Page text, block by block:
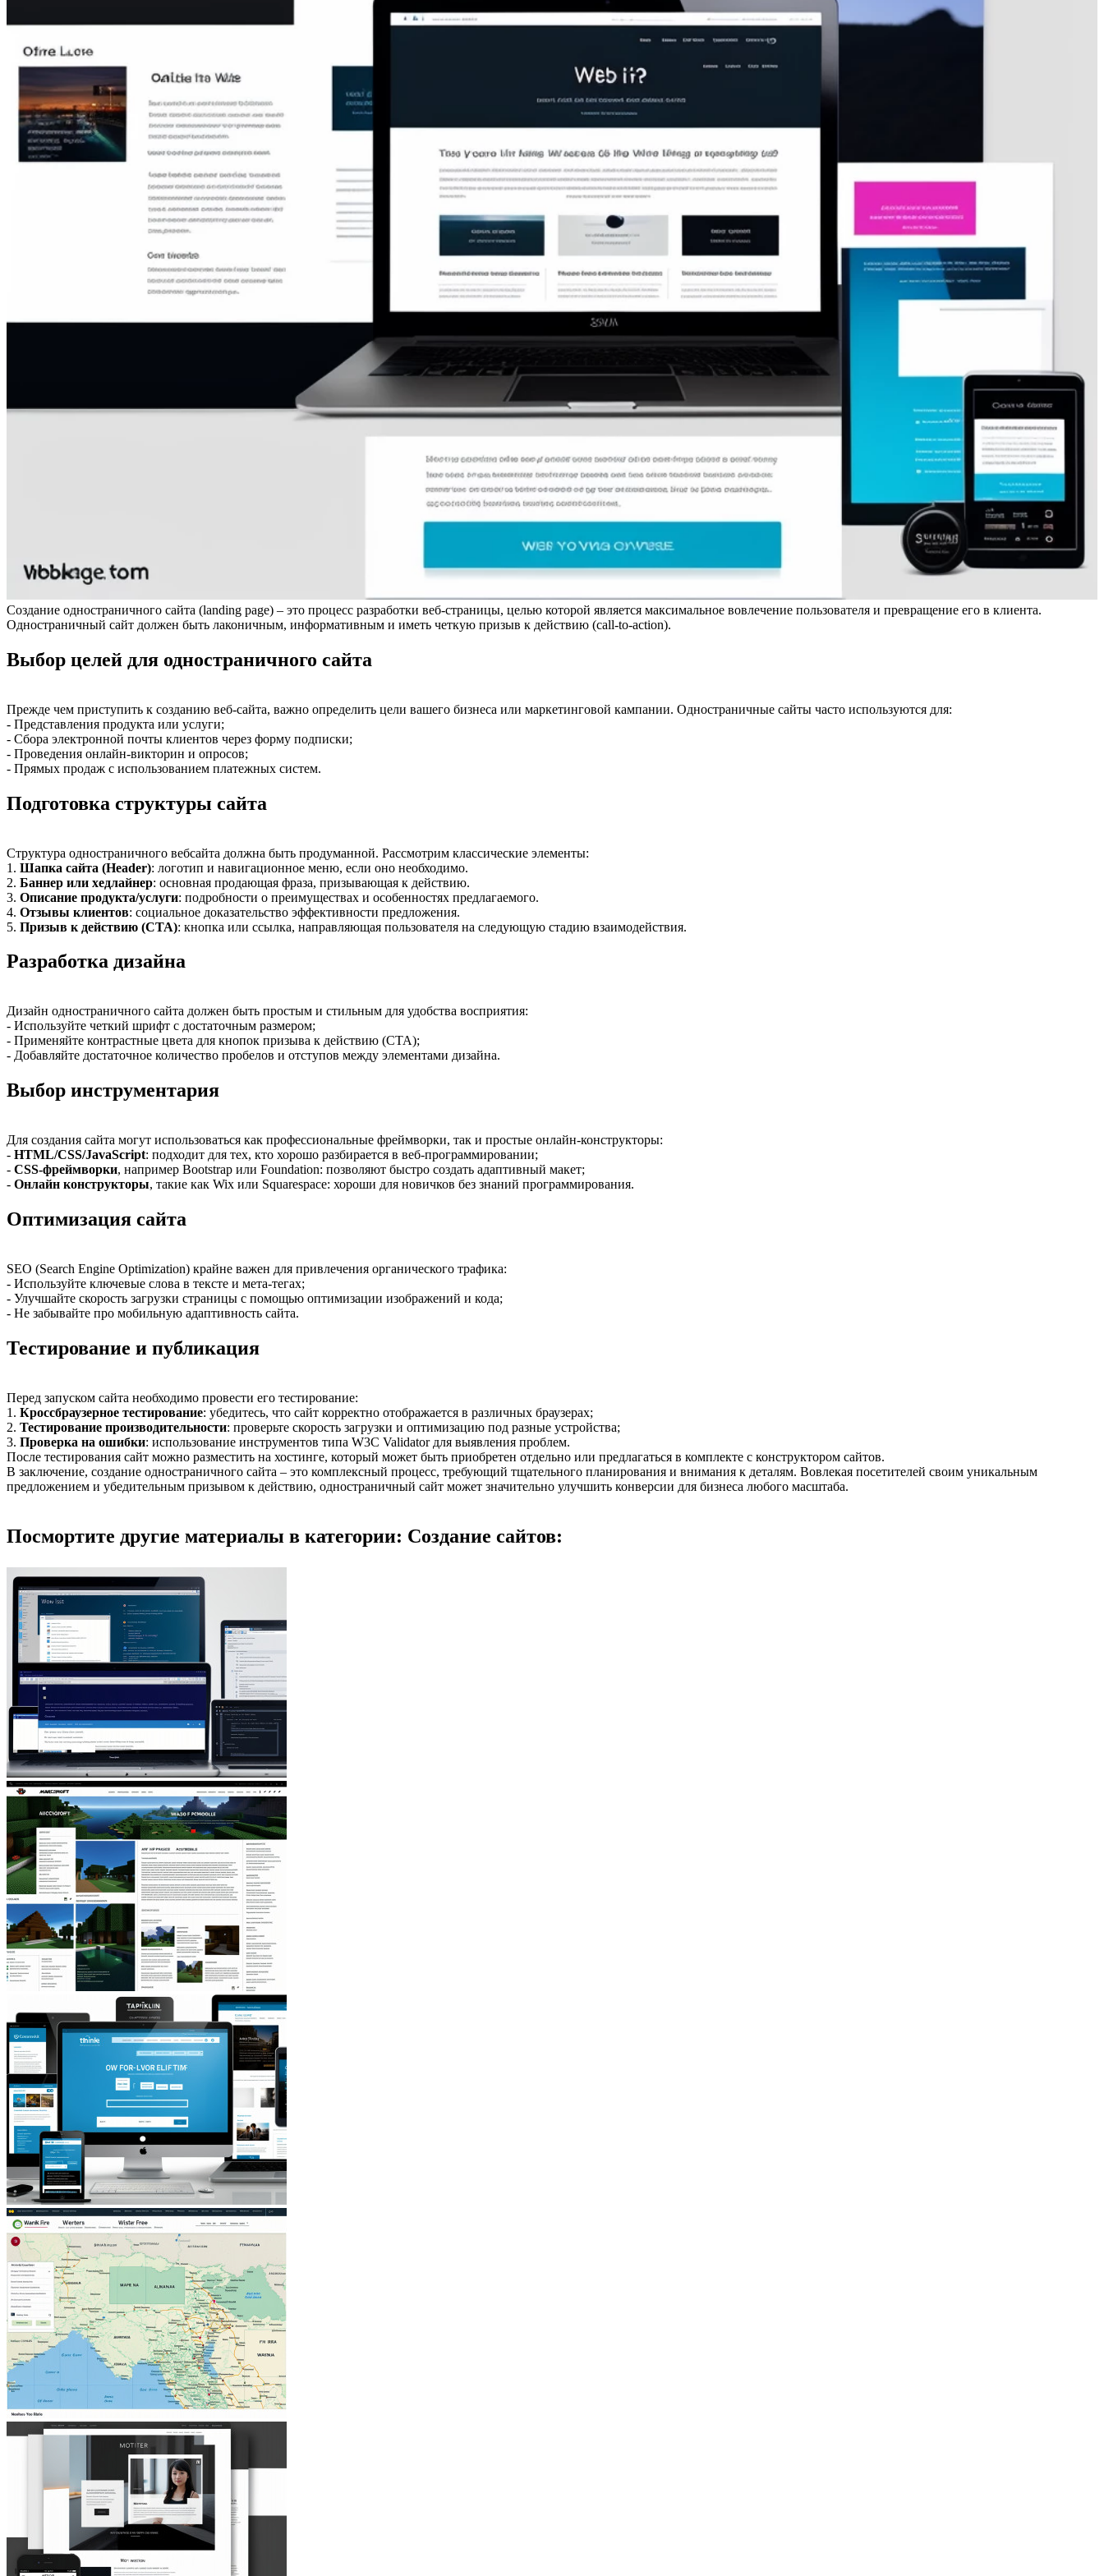
Создание одностраничного сайта (landing page) – это процесс разработки веб-страницы, целью которой является максимальное вовлечение пользователя и превращение его в клиента.
Одностраничный сайт должен быть лаконичным, информативным и иметь четкую призыв к действию (call-to-action).
Выбор целей для одностраничного сайта
Прежде чем приступить к созданию веб-сайта, важно определить цели вашего бизнеса или маркетинговой кампании. Одностраничные сайты часто используются для:
- Представления продукта или услуги;
- Сбора электронной почты клиентов через форму подписки;
- Проведения онлайн-викторин и опросов;
- Прямых продаж с использованием платежных систем.
Подготовка структуры сайта
Структура одностраничного вебсайта должна быть продуманной. Рассмотрим классические элементы:
1. Шапка сайта (Header): логотип и навигационное меню, если оно необходимо.
2. Баннер или хедлайнер: основная продающая фраза, призывающая к действию.
3. Описание продукта/услуги: подробности о преимуществах и особенностях предлагаемого.
4. Отзывы клиентов: социальное доказательство эффективности предложения.
5. Призыв к действию (CTA): кнопка или ссылка, направляющая пользователя на следующую стадию взаимодействия.
Разработка дизайна
Дизайн одностраничного сайта должен быть простым и стильным для удобства восприятия:
- Используйте четкий шрифт с достаточным размером;
- Применяйте контрастные цвета для кнопок призыва к действию (CTA);
- Добавляйте достаточное количество пробелов и отступов между элементами дизайна.
Выбор инструментария
Для создания сайта могут использоваться как профессиональные фреймворки, так и простые онлайн-конструкторы:
- HTML/CSS/JavaScript: подходит для тех, кто хорошо разбирается в веб-программировании;
- CSS-фреймворки, например Bootstrap или Foundation: позволяют быстро создать адаптивный макет;
- Онлайн конструкторы, такие как Wix или Squarespace: хороши для новичков без знаний программирования.
Оптимизация сайта
SEO (Search Engine Optimization) крайне важен для привлечения органического трафика:
- Используйте ключевые слова в тексте и мета-тегах;
- Улучшайте скорость загрузки страницы с помощью оптимизации изображений и кода;
- Не забывайте про мобильную адаптивность сайта.
Тестирование и публикация
Перед запуском сайта необходимо провести его тестирование:
1. Кроссбраузерное тестирование: убедитесь, что сайт корректно отображается в различных браузерах;
2. Тестирование производительности: проверьте скорость загрузки и оптимизацию под разные устройства;
3. Проверка на ошибки: использование инструментов типа W3C Validator для выявления проблем.
После тестирования сайт можно разместить на хостинге, который может быть приобретен отдельно или предлагаться в комплекте с конструктором сайтов.
В заключение, создание одностраничного сайта – это комплексный процесс, требующий тщательного планирования и внимания к деталям. Вовлекая посетителей своим уникальным
предложением и убедительным призывом к действию, одностраничный сайт может значительно улучшить конверсии для бизнеса любого масштаба.
Посмортите другие материалы в категории: Создание сайтов: